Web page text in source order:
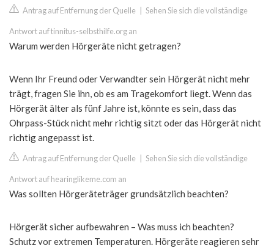
Antrag auf Entfernung der Quelle Sehen Sie sich die vollständige
Antwort auf tinnitus-selbsthilfe.org an
Warum werden Hörgeräte nicht getragen?
Wenn Ihr Freund oder Verwandter sein Hörgerät nicht mehr
trägt, fragen Sie ihn, ob es am Tragekomfort liegt. Wenn das
Hörgerät älter als fünf Jahre ist, könnte es sein, dass das
Ohrpass-Stück nicht mehr richtig sitzt oder das Hörgerät nicht
richtig angepasst ist.
Antrag auf Entfernung der Quelle Sehen Sie sich die vollständige
Antwort auf hearinglikeme.com an
Was sollten Hörgeräteträger grundsätzlich beachten?
Hörgerät sicher aufbewahren – Was muss ich beachten?
Schutz vor extremen Temperaturen. Hörgeräte reagieren sehr